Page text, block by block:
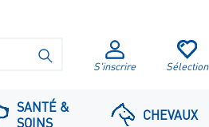
S'inscrire Sélection
LANCER LA RECHERCHE
SANTÉ &
SOINS
CHEVAUX